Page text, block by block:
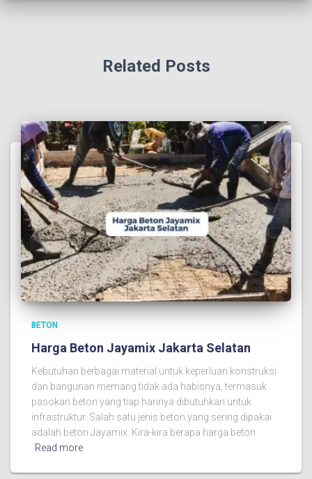
Related Posts
BETON
Harga Beton Jayamix Jakarta Selatan
Kebutuhan berbagai material untuk keperluan konstruksi
dan bangunan memang tidak ada habisnya, termasuk
pasokan beton yang tiap harinya dibutuhkan untuk
infrastruktur. Salah satu jenis beton yang sering dipakai
adalah beton Jayamix. Kira-kira berapa harga beton
Read more